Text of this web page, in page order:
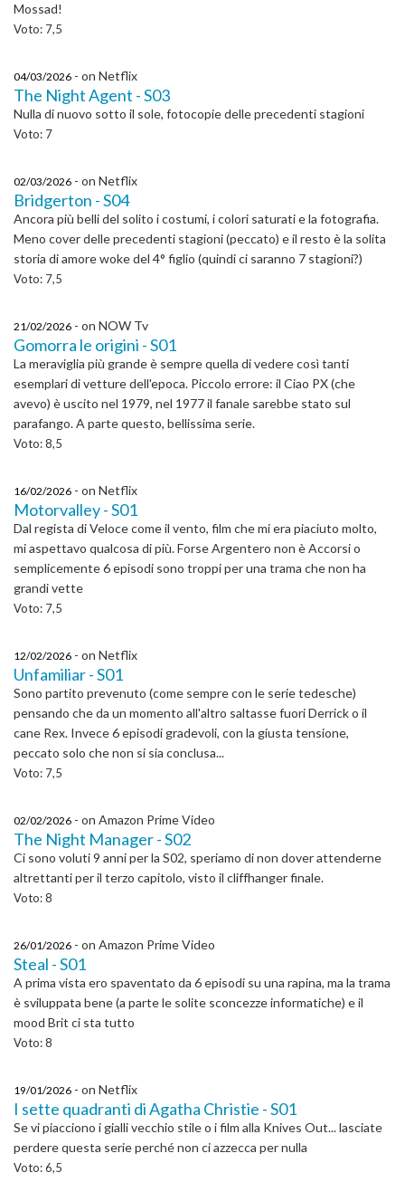
Mossad!
Voto: 7,5
04/03/2026 - on Netflix
The Night Agent - S03
Nulla di nuovo sotto il sole, fotocopie delle precedenti stagioni
Voto: 7
02/03/2026 - on Netflix
Bridgerton - S04
Ancora più belli del solito i costumi, i colori saturati e la fotografia.
Meno cover delle precedenti stagioni (peccato) e il resto è la solita
storia di amore woke del 4° figlio (quindi ci saranno 7 stagioni?)
Voto: 7,5
21/02/2026 - on NOW Tv
Gomorra le origini - S01
La meraviglia più grande è sempre quella di vedere così tanti
esemplari di vetture dell'epoca. Piccolo errore: il Ciao PX (che
avevo) è uscito nel 1979, nel 1977 il fanale sarebbe stato sul
parafango. A parte questo, bellissima serie.
Voto: 8,5
16/02/2026 - on Netflix
Motorvalley - S01
Dal regista di Veloce come il vento, film che mi era piaciuto molto,
mi aspettavo qualcosa di più. Forse Argentero non è Accorsi o
semplicemente 6 episodi sono troppi per una trama che non ha
grandi vette
Voto: 7,5
12/02/2026 - on Netflix
Unfamiliar - S01
Sono partito prevenuto (come sempre con le serie tedesche)
pensando che da un momento all'altro saltasse fuori Derrick o il
cane Rex. Invece 6 episodi gradevoli, con la giusta tensione,
peccato solo che non si sia conclusa...
Voto: 7,5
02/02/2026 - on Amazon Prime Video
The Night Manager - S02
Ci sono voluti 9 anni per la S02, speriamo di non dover attenderne
altrettanti per il terzo capitolo, visto il cliffhanger finale.
Voto: 8
26/01/2026 - on Amazon Prime Video
Steal - S01
A prima vista ero spaventato da 6 episodi su una rapina, ma la trama
è sviluppata bene (a parte le solite sconcezze informatiche) e il
mood Brit ci sta tutto
Voto: 8
19/01/2026 - on Netflix
I sette quadranti di Agatha Christie - S01
Se vi piacciono i gialli vecchio stile o i film alla Knives Out... lasciate
perdere questa serie perché non ci azzecca per nulla
Voto: 6,5